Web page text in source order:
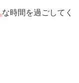
な時間を過ごしてく